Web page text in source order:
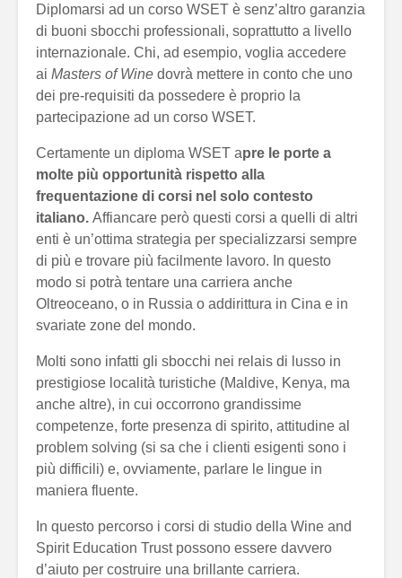
Diplomarsi ad un corso WSET è senz’altro garanzia
di buoni sbocchi professionali, soprattutto a livello
internazionale. Chi, ad esempio, voglia accedere
ai Masters of Wine dovrà mettere in conto che uno
dei pre-requisiti da possedere è proprio la
partecipazione ad un corso WSET.
Certamente un diploma WSET apre le porte a
molte più opportunità rispetto alla
frequentazione di corsi nel solo contesto
italiano. Affiancare però questi corsi a quelli di altri
enti è un’ottima strategia per specializzarsi sempre
di più e trovare più facilmente lavoro. In questo
modo si potrà tentare una carriera anche
Oltreoceano, o in Russia o addirittura in Cina e in
svariate zone del mondo.
Molti sono infatti gli sbocchi nei relais di lusso in
prestigiose località turistiche (Maldive, Kenya, ma
anche altre), in cui occorrono grandissime
competenze, forte presenza di spirito, attitudine al
problem solving (si sa che i clienti esigenti sono i
più difficili) e, ovviamente, parlare le lingue in
maniera fluente.
In questo percorso i corsi di studio della Wine and
Spirit Education Trust possono essere davvero
d’aiuto per costruire una brillante carriera.